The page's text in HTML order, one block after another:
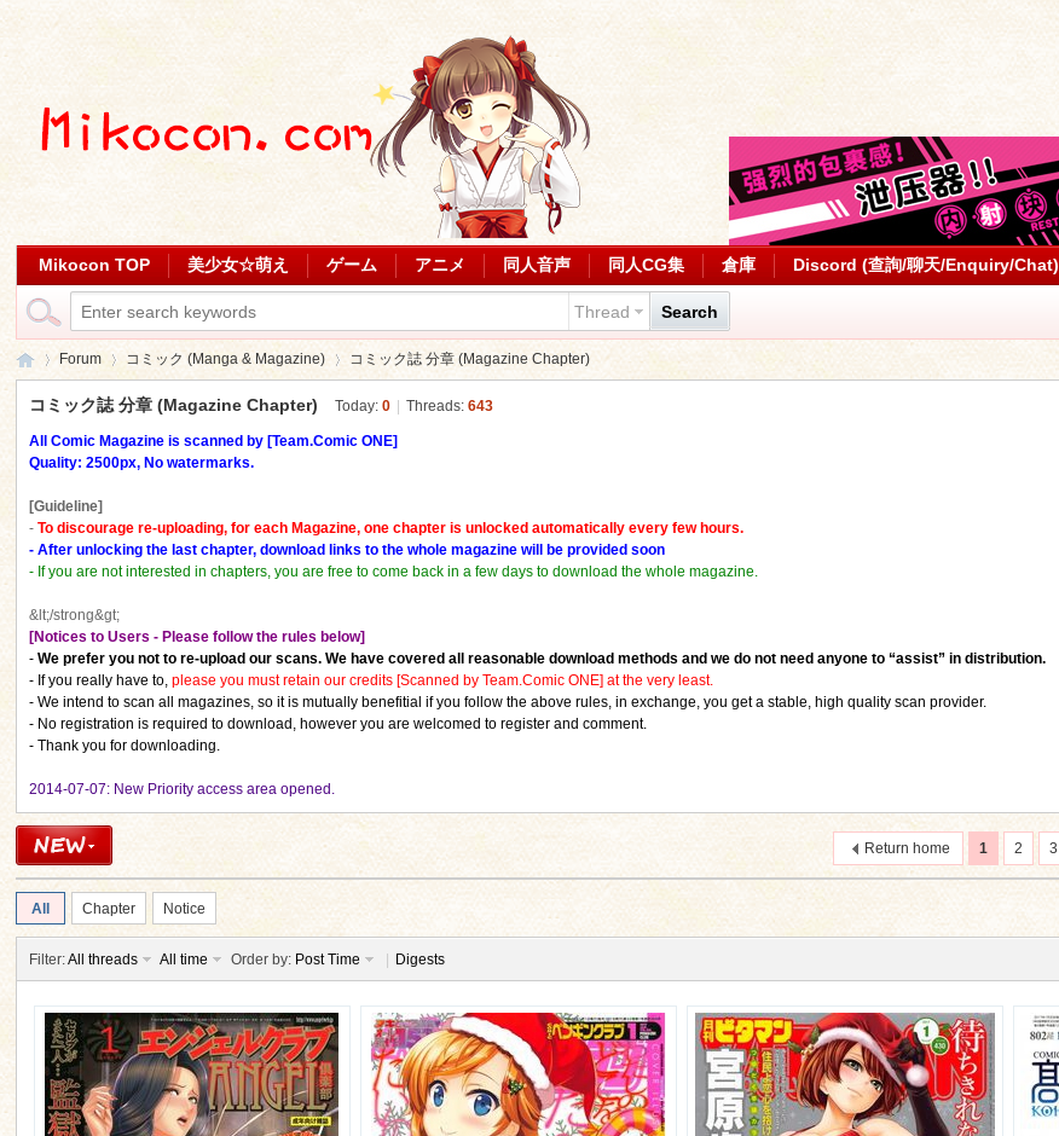
Mikocon TOP 美少女☆萌え ゲーム アニメ 同人音声 同人CG集 倉庫 Discord (查詢/聊天/Enquiry/Chat)
Thread Search
Mi
ko
»
Forum
›
コミック (Manga & Magazine) コミック誌 分章 (Magazine Chapter)
コミック誌 分章 (Magazine Chapter) Today:0 Threads:643
All Comic Magazine is scanned by [Team.Comic ONE]
Quality: 2500px, No watermarks.
[Guideline]
- To discourage re-uploading,for each Magazine, one chapter is unlocked automatically every few hours.
- After unlocking the last chapter, download links to the whole magazine will be provided soon
- If you are not interested in chapters, you are free to come back in a few days to download the whole magazine.
&lt;/strong&gt;
[Notices to Users - Please follow the rules below]
-We prefer you not to re-upload our scans. We have covered all reasonable download methods and we do not need anyone to “assist” in distribution.
- If you really have to,please you must retain our credits [Scanned by Team.Comic ONE] at the very least.
- We intend to scan all magazines, so it is mutually benefitial if you follow the above rules, in exchange, you get a stable, high quality scan provider.
- No registration is required to download, however you are welcomed to register and comment.
- Thank you for downloading.
2014-07-07: New Priority access area opened.
1 2 3
Return home
All Chapter Notice
Filter:All threads All time Order by: Post Time Digests